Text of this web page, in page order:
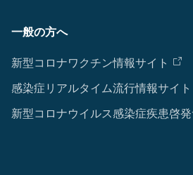
一般の方へ
新型コロナワクチン情報サイト
感染症リアルタイム流行情報サイト
新型コロナウイルス感染症疾患啓発